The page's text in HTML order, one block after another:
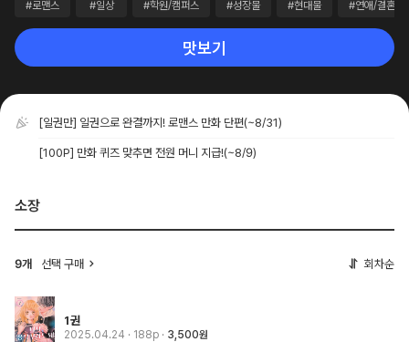
#로맨스 #일상 #학원/캠퍼스 #성장물 #현대물 #연애/결혼
맛보기
[일권만] 일권으로 완결까지! 로맨스 만화 단편(~8/31)
[100P] 만화 퀴즈 맞추면 전원 머니 지급!(~8/9)
소장
9개 선택 구매 회차순
1권
2025.04.24 · 188p 3,500원